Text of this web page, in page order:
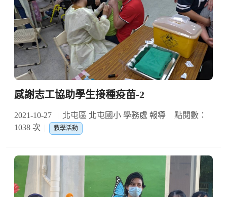
感謝志工協助學生接種疫苗-2
2021-10-27 北屯區 北屯國小 學務處 報導
點閱數：
1038 次
教學活動